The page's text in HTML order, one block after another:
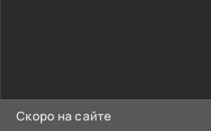
Скоро на сайте